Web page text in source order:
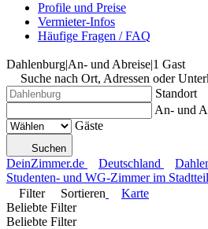
Profile und Preise
Vermieter-Infos
Häufige Fragen / FAQ
Dahlenburg|An- und Abreise|1 Gast
Suche nach Ort, Adressen oder
Standort
An- und
Gäste
Suchen
DeinZimmer.de Deutschland
Studenten- und WG-Zimmer im
Filter
Sortieren
Karte
Beliebte Filter
Beliebte Filter